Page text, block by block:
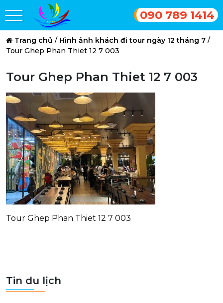
090 789 1414
Trang chủ / Hình ảnh khách đi tour ngày 12 tháng 7 /
Tour Ghep Phan Thiet 12 7 003
Tour Ghep Phan Thiet 12 7 003
Tour Ghep Phan Thiet 12 7 003
Tin du lịch